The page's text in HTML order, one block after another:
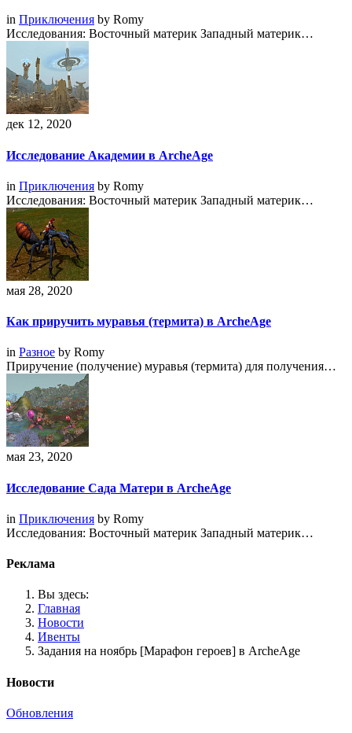
in Приключения by Romy
Исследования: Восточный материк Западный материк…
дек 12, 2020
Исследование Академии в ArcheAge
in Приключения by Romy
Исследования: Восточный материк Западный материк…
мая 28, 2020
Как приручить муравья (термита) в ArcheAge
in Разное by Romy
Приручение (получение) муравья (термита) для получения…
мая 23, 2020
Исследование Сада Матери в ArcheAge
in Приключения by Romy
Исследования: Восточный материк Западный материк…
Реклама
Вы здесь:
Главная
Новости
Ивенты
Задания на ноябрь [Марафон героев] в ArcheAge
Новости
Обновления